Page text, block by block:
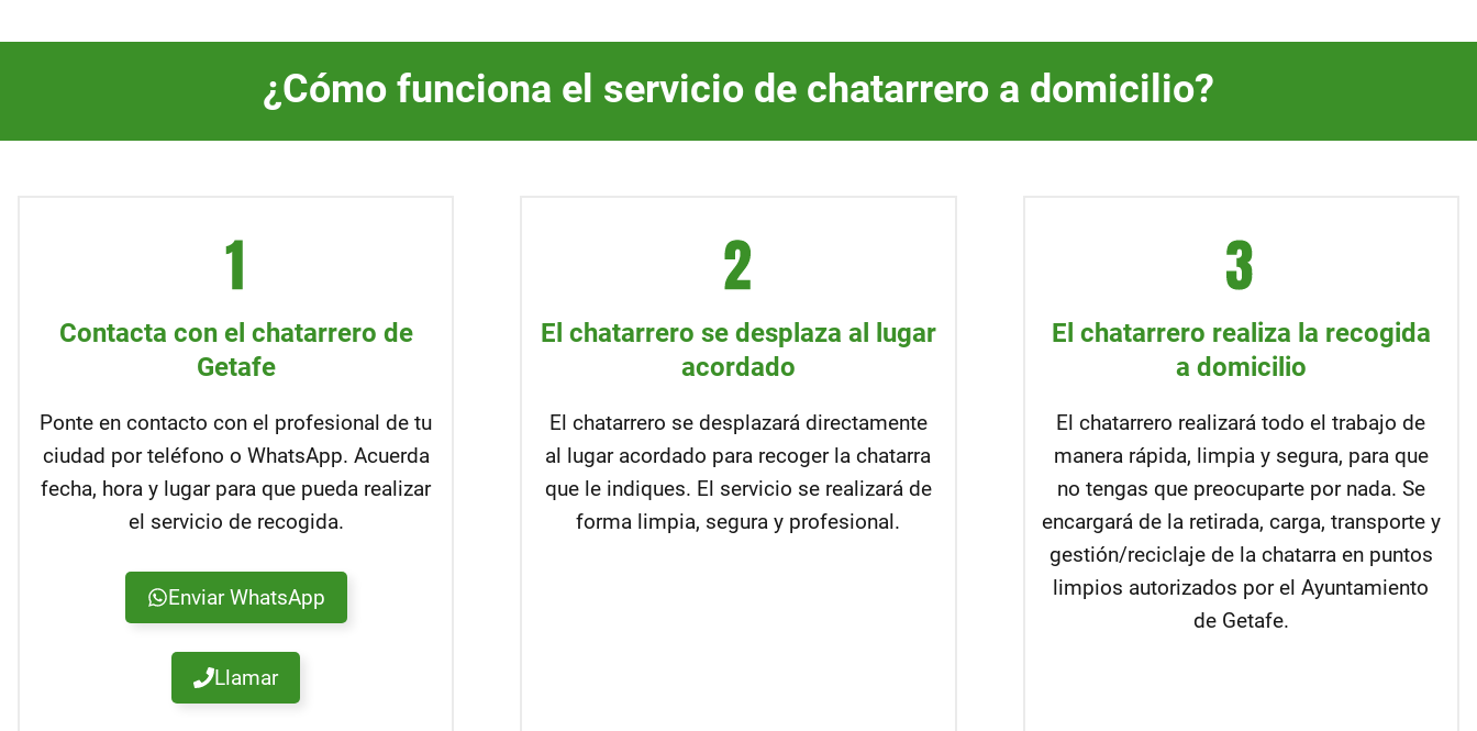
¿Cómo funciona el servicio de chatarrero a domicilio?
Contacta con el chatarrero de
Getafe
Ponte en contacto con el profesional de tu
ciudad por teléfono o WhatsApp. Acuerda
fecha, hora y lugar para que pueda realizar
el servicio de recogida.
Enviar WhatsApp
Llamar
El chatarrero se desplaza al lugar
acordado
El chatarrero se desplazará directamente
al lugar acordado para recoger la chatarra
que le indiques. El servicio se realizará de
forma limpia, segura y profesional.
El chatarrero realiza la recogida
a domicilio
El chatarrero realizará todo el trabajo de
manera rápida, limpia y segura, para que
no tengas que preocuparte por nada. Se
encargará de la retirada, carga, transporte y
gestión/reciclaje de la chatarra en puntos
limpios autorizados por el Ayuntamiento
de Getafe.